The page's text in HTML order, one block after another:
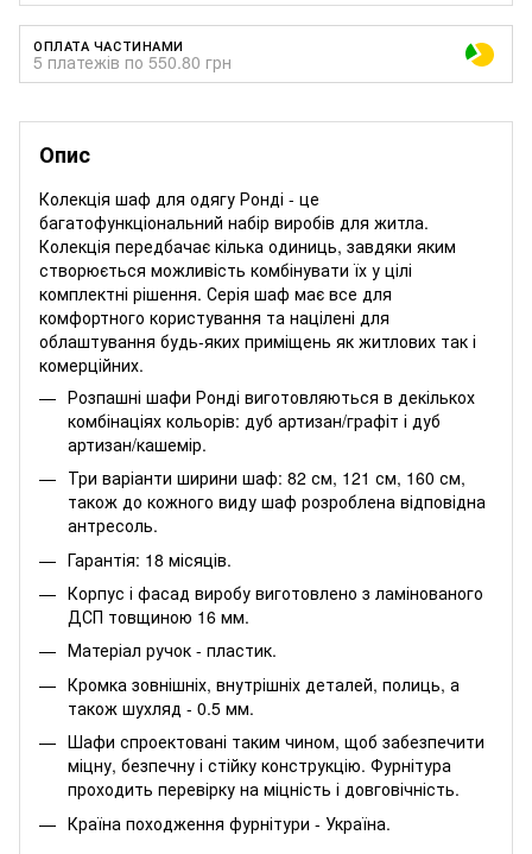
ОПЛАТА ЧАСТИНАМИ
5 платежів по 550.80 грн
Опис
Колекція шаф для одягу Ронді - це
багатофункціональний набір виробів для житла.
Колекція передбачає кілька одиниць, завдяки яким
створюється можливість комбінувати їх у цілі
комплектні рішення. Серія шаф має все для
комфортного користування та націлені для
облаштування будь-яких приміщень як житлових так і
комерційних.
Розпашні шафи Ронді виготовляються в декількох
комбінаціях кольорів: дуб артизан/графіт і дуб
артизан/кашемір.
Три варіанти ширини шаф: 82 см, 121 см, 160 см,
також до кожного виду шаф розроблена відповідна
антресоль.
Гарантія: 18 місяців.
Корпус і фасад виробу виготовлено з ламінованого
ДСП товщиною 16 мм.
Матеріал ручок - пластик.
Кромка зовнішніх, внутрішніх деталей, полиць, а
також шухляд - 0.5 мм.
Шафи спроектовані таким чином, щоб забезпечити
міцну, безпечну і стійку конструкцію. Фурнітура
проходить перевірку на міцність і довговічність.
Країна походження фурнітури - Україна.